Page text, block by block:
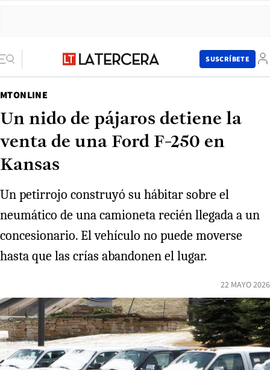
SUSCRÍBETE
MTONLINE
Un nido de pájaros detiene la
venta de una Ford F-250 en
Kansas
Un petirrojo construyó su hábitar sobre el
neumático de una camioneta recién llegada a un
concesionario. El vehículo no puede moverse
hasta que las crías abandonen el lugar.
22 MAYO 2026